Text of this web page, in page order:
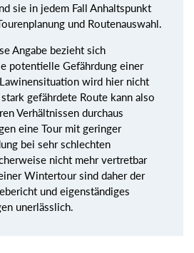
sie in jedem Fall Anhaltspunkt
und Routenauswahl.
Angabe bezieht sich
potentielle Gefährdung einer
wird hier nicht
gefährdete Route kann also
Verhältnissen durchaus
eine Tour mit geringer
bei sehr schlechten
nicht mehr vertretbar
Wintertour sind daher der
und eigenständiges
unerlässlich.